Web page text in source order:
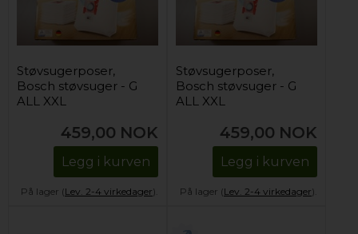
Støvsugerposer,
Bosch støvsuger - G
ALL XXL
459,00 NOK
Legg i kurven
På lager (Lev. 2-4 virkedager).
Støvsugerposer,
Bosch støvsuger - G
ALL XXL
459,00 NOK
Legg i kurven
På lager (Lev. 2-4 virkedager).